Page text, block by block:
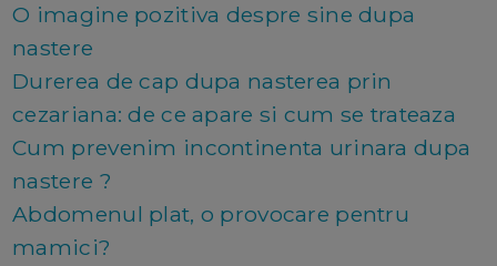
O imagine pozitiva despre sine dupa
nastere
Durerea de cap dupa nasterea prin
cezariana: de ce apare si cum se trateaza
Cum prevenim incontinenta urinara dupa
nastere ?
Abdomenul plat, o provocare pentru
mamici?